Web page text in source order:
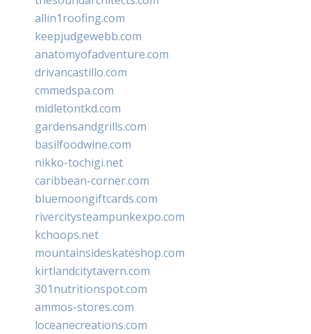
allin1roofing.com
keepjudgewebb.com
anatomyofadventure.com
drivancastillo.com
cmmedspa.com
midletontkd.com
gardensandgrills.com
basilfoodwine.com
nikko-tochigi.net
caribbean-corner.com
bluemoongiftcards.com
rivercitysteampunkexpo.com
kchoops.net
mountainsideskateshop.com
kirtlandcitytavern.com
301nutritionspot.com
ammos-stores.com
loceanecreations.com